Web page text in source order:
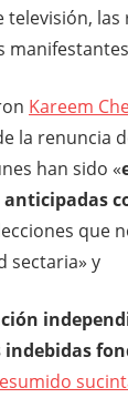
televisión, las
Kareem
la renuncia
han sido «
que
sectaria» y